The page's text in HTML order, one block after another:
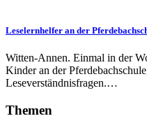
Leselernhelfer an der
Witten-Annen. Einmal in der
Kinder an der
Leseverständnisfragen.…
Themen